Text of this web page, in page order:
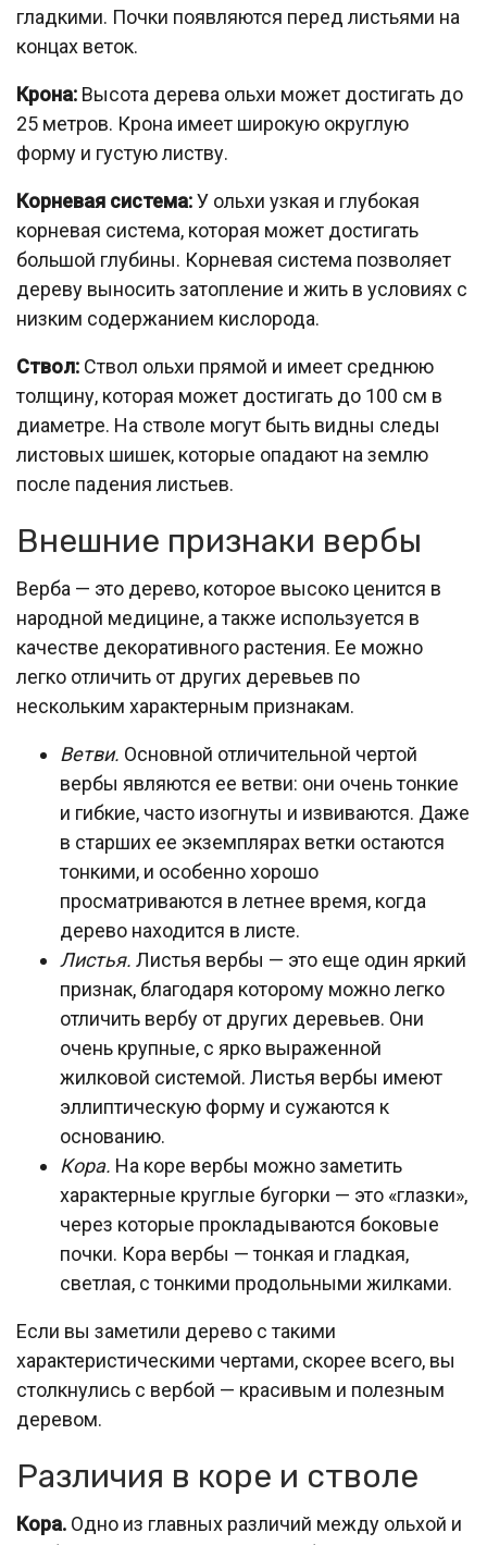
гладкими. Почки появляются перед листьями на
концах веток.
Крона: Высота дерева ольхи может достигать до
25 метров. Крона имеет широкую округлую
форму и густую листву.
Корневая система:У ольхи узкая и глубокая
корневая система, которая может достигать
большой глубины. Корневая система позволяет
дереву выносить затопление и жить в условиях с
низким содержанием кислорода.
Ствол: Ствол ольхи прямой и имеет среднюю
толщину, которая может достигать до 100 см в
диаметре. На стволе могут быть видны следы
листовых шишек, которые опадают на землю
после падения листьев.
Внешние признаки вербы
Верба — это дерево, которое высоко ценится в
народной медицине, а также используется в
качестве декоративного растения. Ее можно
легко отличить от других деревьев по
нескольким характерным признакам.
Ветви. Основной отличительной чертой
вербы являются ее ветви: они очень тонкие
и гибкие, часто изогнуты и извиваются. Даже
в старших ее экземплярах ветки остаются
тонкими, и особенно хорошо
просматриваются в летнее время, когда
дерево находится в листе.
Листья. Листья вербы — это еще один яркий
признак, благодаря которому можно легко
отличить вербу от других деревьев. Они
очень крупные, с ярко выраженной
жилковой системой. Листья вербы имеют
эллиптическую форму и сужаются к
основанию.
Кора. На коре вербы можно заметить
характерные круглые бугорки — это «глазки»,
через которые прокладываются боковые
почки. Кора вербы — тонкая и гладкая,
светлая, с тонкими продольными жилками.
Если вы заметили дерево с такими
характеристическими чертами, скорее всего, вы
столкнулись с вербой — красивым и полезным
деревом.
Различия в коре и стволе
Кора. Одно из главных различий между ольхой и